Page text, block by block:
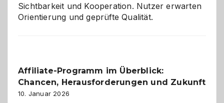
Sichtbarkeit und Kooperation. Nutzer erwarten
Orientierung und geprüfte Qualität.
Affiliate-Programm im Überblick:
Chancen, Herausforderungen und Zukunft
10. Januar 2026